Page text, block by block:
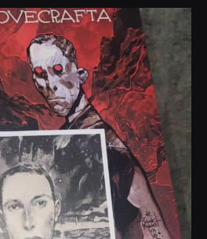
dobryhorror
Wrz 19